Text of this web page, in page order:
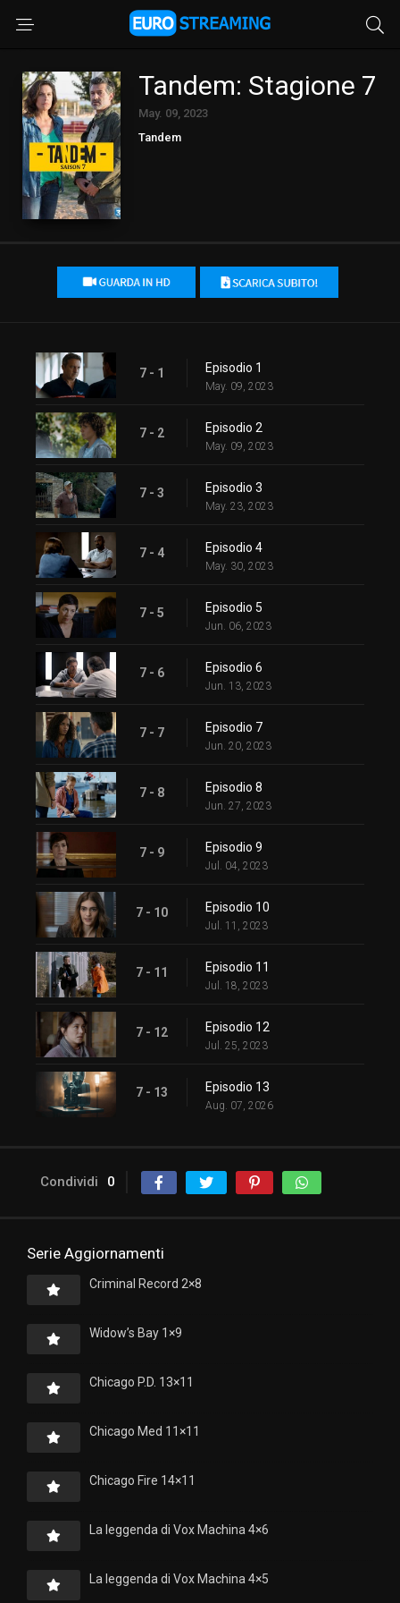
Tandem: Stagione 7
May. 09, 2023
Tandem
7 - 1 Episodio 1
May. 09, 2023
7 - 2 Episodio 2
May. 09, 2023
7 - 3 Episodio 3
May. 23, 2023
7 - 4 Episodio 4
May. 30, 2023
7 - 5 Episodio 5
Jun. 06, 2023
7 - 6 Episodio 6
Jun. 13, 2023
7 - 7 Episodio 7
Jun. 20, 2023
7 - 8 Episodio 8
Jun. 27, 2023
7 - 9 Episodio 9
Jul. 04, 2023
7 - 10 Episodio 10
Jul. 11, 2023
7 - 11 Episodio 11
Jul. 18, 2023
7 - 12 Episodio 12
Jul. 25, 2023
7 - 13 Episodio 13
Aug. 07, 2026
Condividi 0
Serie Aggiornamenti
Criminal Record 2×8
Widow’s Bay 1×9
Chicago P.D. 13×11
Chicago Med 11×11
Chicago Fire 14×11
La leggenda di Vox Machina 4×6
La leggenda di Vox Machina 4×5